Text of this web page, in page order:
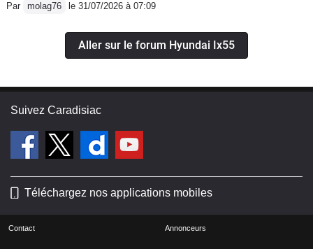
Par molag76 le 31/07/2026 à 07:09
Aller sur le forum Hyundai Ix55
Suivez Caradisiac
Téléchargez nos applications mobiles
Contact Annonceurs